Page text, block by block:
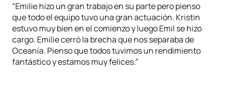
“Emilie hizo un gran trabajo en su parte pero pienso
que todo el equipo tuvo una gran actuación. Kristin
estuvo muy bien en el comienzo y luego Emil se hizo
cargo. Emilie cerró la brecha que nos separaba de
Oceanía. Pienso que todos tuvimos un rendimiento
fantástico y estamos muy felices.”